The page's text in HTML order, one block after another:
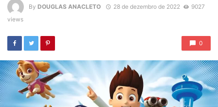
By DOUGLAS ANACLETO 28 de dezembro de 2022
9027
views
0